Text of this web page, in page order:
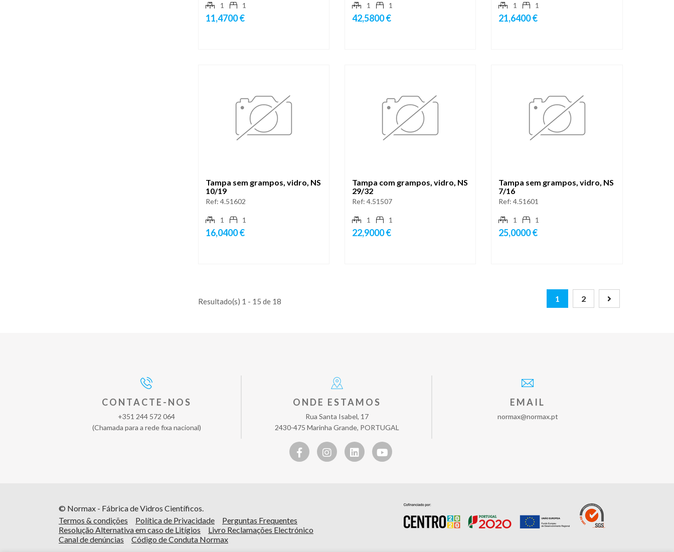
1 1
11,4700 €
1 1
42,5800 €
1 1
21,6400 €
Tampa sem grampos, vidro, NS
10/19
Ref: 4.51602
1 1
16,0400 €
Tampa com grampos, vidro, NS
29/32
Ref: 4.51507
1 1
22,9000 €
Tampa sem grampos, vidro, NS
7/16
Ref: 4.51601
1 1
25,0000 €
Resultado(s) 1 - 15 de 18 1 2
CONTACTE-NOS
+351 244 572 064
(Chamada para a rede fixa nacional)
ONDE ESTAMOS
Rua Santa Isabel, 17
2430-475 Marinha Grande, PORTUGAL
EMAIL
normax@normax.pt
© Normax - Fábrica de Vidros Científicos.
Termos & condições
Política de Privacidade
Perguntas Frequentes
Resolução Alternativa em caso de Litígios
Livro Reclamações Electrónico
Canal de denúncias
Código de Conduta Normax